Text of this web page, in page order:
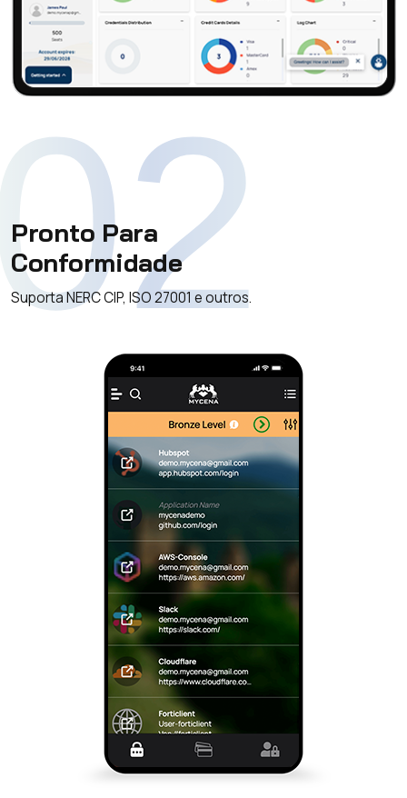
Pronto Para
Conformidade
Suporta NERC CIP, ISO 27001 e outros.